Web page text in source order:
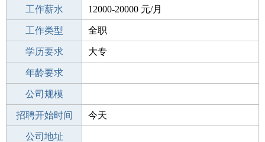
工作薪水 12000-20000 元/月
招聘人数 1人
工作类型 全职
性别要求 -
学历要求 大专
工作经验
年龄要求
工作地点
公司规模
公司电话
招聘开始时间 今天
招聘结束时间
公司地址